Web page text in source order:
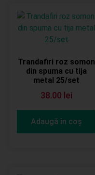
Trandafiri roz somon
din spuma cu tija
metal 25/set
38.00 lei
Adaugă în coș